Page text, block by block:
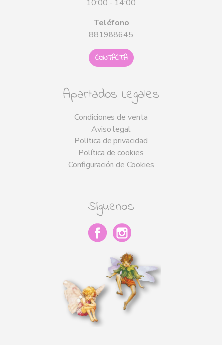
10:00 - 14:00
Teléfono
881988645
CONTACTA
Apartados Legales
Condiciones de venta
Aviso legal
Política de privacidad
Política de cookies
Configuración de Cookies
Síguenos